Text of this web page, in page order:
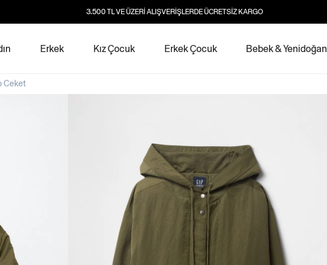
3.500 TL VE ÜZERİ ALIŞVERİŞLERDE ÜCRETSİZ KARGO
Erkek Kız Çocuk Erkek Çocuk Bebek & Yenidoğan
Ceket